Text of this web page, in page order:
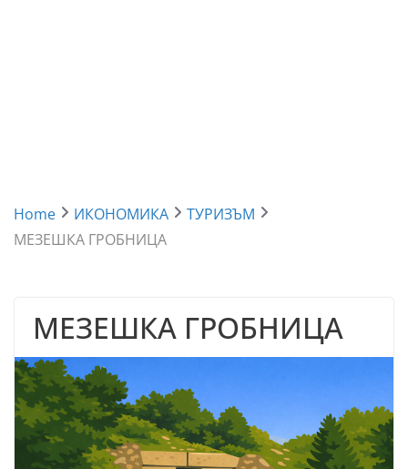
Home ИКОНОМИКА
ТУРИЗЪМ
МЕЗЕШКА ГРОБНИЦА
МЕЗЕШКА ГРОБНИЦА